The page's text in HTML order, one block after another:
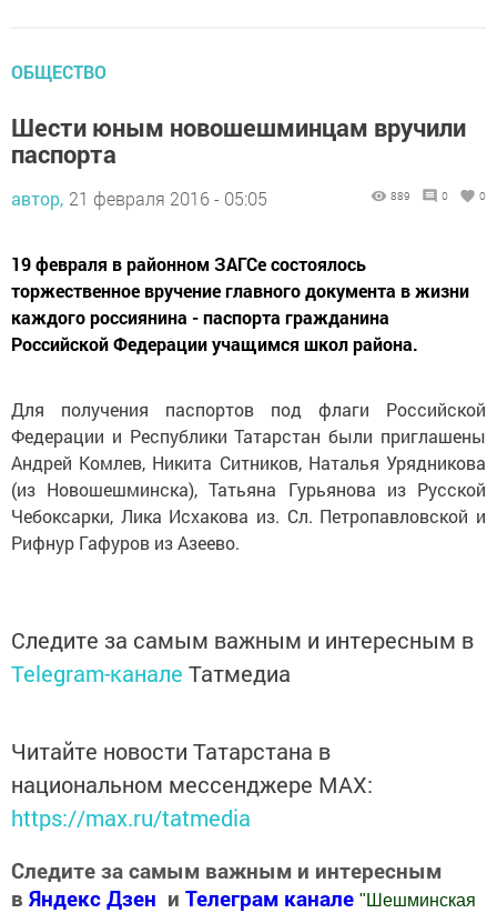
ОБЩЕСТВО
Шести юным новошешминцам вручили
паспорта
автор, 21 февраля 2016 - 05:05 889 0 0
19 февраля в районном ЗАГСе состоялось
торжественное вручение главного документа в жизни
каждого россиянина - паспорта гражданина
Российской Федерации учащимся школ района.
Для получения паспортов под флаги Российской
Федерации и Республики Татарстан были приглашены
Андрей Комлев, Никита Ситников, Наталья Урядникова
(из Новошешминска), Татьяна Гурьянова из Русской
Чебоксарки, Лика Исхакова из. Сл. Петропавловской и
Рифнур Гафуров из Азеево.
Следите за самым важным и интересным в
Telegram-канале Татмедиа
Читайте новости Татарстана в
национальном мессенджере MАХ:
https://max.ru/tatmedia
Следите за самым важным и интересным
в Яндекс Дзен и Телеграм канале " Шешминская